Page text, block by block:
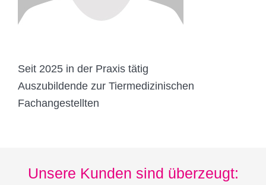
Seit 2025 in der Praxis tätig
Auszubildende zur Tiermedizinischen
Fachangestellten
Unsere Kunden sind überzeugt: